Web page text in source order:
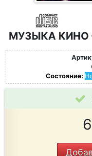
МУЗЫКА КИНО -
Состояние: